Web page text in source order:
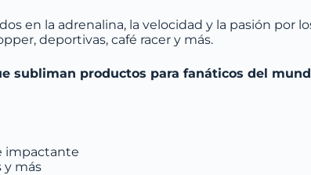
en la adrenalina, la velocidad y la pasión
deportivas, café racer y más.
subliman productos para fanáticos del
impactante
y más